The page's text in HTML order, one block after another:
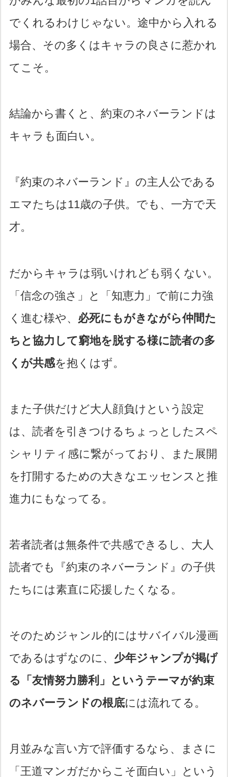
でくれるわけじゃない。途中から入れる
場合、その多くはキャラの良さに惹かれ
てこそ。
結論から書くと、約束のネバーランドは
キャラも面白い。
『約束のネバーランド』の主人公である
エマたちは11歳の子供。でも、一方で天
才。
だからキャラは弱いけれども弱くない。
「信念の強さ」と「知恵力」で前に力強
く進む様や、 必死にもがきながら仲間た
ちと協力して窮地を脱する様に読者の多
くが共感を抱くはず。
また子供だけど大人顔負けという設定
は、読者を引きつけるちょっとしたスペ
シャリティ感に繋がっており、また展開
を打開するための大きなエッセンスと推
進力にもなってる。
若者読者は無条件で共感できるし、大人
読者でも『約束のネバーランド』の子供
たちには素直に応援したくなる。
そのためジャンル的にはサバイバル漫画
であるはずなのに、 少年ジャンプが掲げ
る「友情努力勝利」というテーマが約束
のネバーランドの根底には流れてる。
月並みな言い方で評価するなら、まさに
「王道マンガだからこそ面白い」という